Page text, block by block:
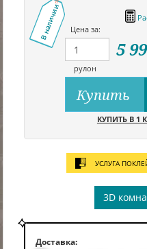
В наличии
Цена за:
рулон
5
Купить
КУПИТЬ В 1
УСЛУГА
3D
Доставка: